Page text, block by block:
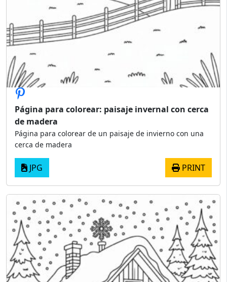
Página para colorear: paisaje invernal con cerca
de madera
Página para colorear de un paisaje de invierno con una
cerca de madera
JPG PRINT